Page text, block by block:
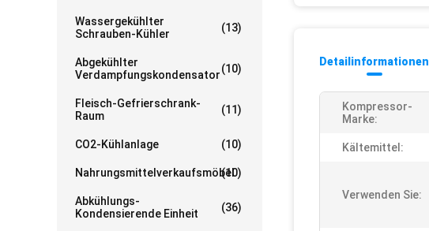
Wassergekühlter
Schrauben-Kühler
(13)
Abgekühlter
Verdampfungskondensator(10)
Fleisch-Gefrierschrank-
Raum
(11)
CO2-Kühlanlage (10)
Nahrungsmittelverkaufsmöbel
(10)
Abkühlungs-
Kondensierende Einheit
(36)
Detailinformationen
Kompressor-
Marke:
Kältemittel:
Verwenden Sie: